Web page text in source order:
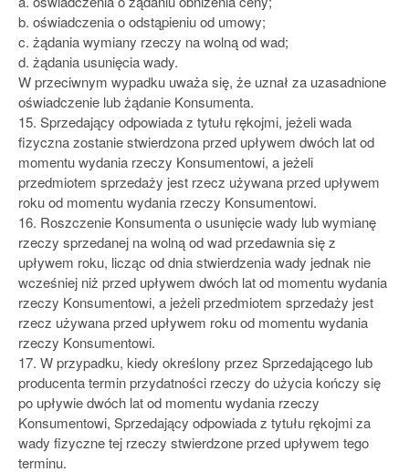
b. oświadczenia o odstąpieniu od umowy;
c. żądania wymiany rzeczy na wolną od wad;
d. żądania usunięcia wady.
W przeciwnym wypadku uważa się, że uznał za uzasadnione
oświadczenie lub żądanie Konsumenta.
15. Sprzedający odpowiada z tytułu rękojmi, jeżeli wada
fizyczna zostanie stwierdzona przed upływem dwóch lat od
momentu wydania rzeczy Konsumentowi, a jeżeli
przedmiotem sprzedaży jest rzecz używana przed upływem
roku od momentu wydania rzeczy Konsumentowi.
16. Roszczenie Konsumenta o usunięcie wady lub wymianę
rzeczy sprzedanej na wolną od wad przedawnia się z
upływem roku, licząc od dnia stwierdzenia wady jednak nie
wcześniej niż przed upływem dwóch lat od momentu wydania
rzeczy Konsumentowi, a jeżeli przedmiotem sprzedaży jest
rzecz używana przed upływem roku od momentu wydania
rzeczy Konsumentowi.
17. W przypadku, kiedy określony przez Sprzedającego lub
producenta termin przydatności rzeczy do użycia kończy się
po upływie dwóch lat od momentu wydania rzeczy
Konsumentowi, Sprzedający odpowiada z tytułu rękojmi za
wady fizyczne tej rzeczy stwierdzone przed upływem tego
terminu.